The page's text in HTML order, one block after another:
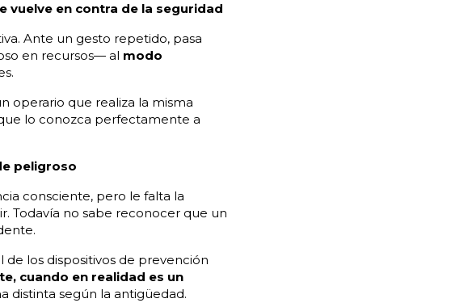
vuelve en contra de la seguridad
Ante un gesto repetido, pasa
en recursos— al modo
operario que realiza la misma
lo conozca perfectamente a
peligroso
consciente, pero le falta la
Todavía no sabe reconocer que un
los dispositivos de prevención
cuando en realidad es un
distinta según la antigüedad.